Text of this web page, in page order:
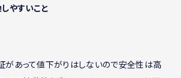
やすいこと
があって値下がりはしないので安全性は高